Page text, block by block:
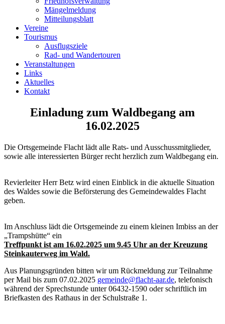
Mängelmeldung
Mitteilungsblatt
Vereine
Tourismus
Ausflugsziele
Rad- und Wandertouren
Veranstaltungen
Links
Aktuelles
Kontakt
Einladung zum Waldbegang am
16.02.2025
Die Ortsgemeinde Flacht lädt alle Rats- und Ausschussmitglieder,
sowie alle interessierten Bürger recht herzlich zum Waldbegang ein.
Revierleiter Herr Betz wird einen Einblick in die aktuelle Situation
des Waldes sowie die Beförsterung des Gemeindewaldes Flacht
geben.
Im Anschluss lädt die Ortsgemeinde zu einem kleinen Imbiss an der
„Trampshütte“ ein
Treffpunkt ist am 16.02.2025 um 9.45 Uhr an der Kreuzung
Steinkauterweg im Wald.
Aus Planungsgründen bitten wir um Rückmeldung zur Teilnahme
per Mail bis zum 07.02.2025 gemeinde@flacht-aar.de, telefonisch
während der Sprechstunde unter 06432-1590 oder schriftlich im
Briefkasten des Rathaus in der Schulstraße 1.